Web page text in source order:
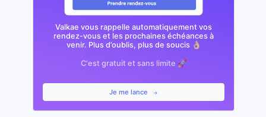
Valkae vous rappelle automatiquement vos
rendez-vous et les prochaines échéances à
venir. Plus d’oublis, plus de soucis 👌🏼
C'est gratuit et sans limite 🚀
Je me lance